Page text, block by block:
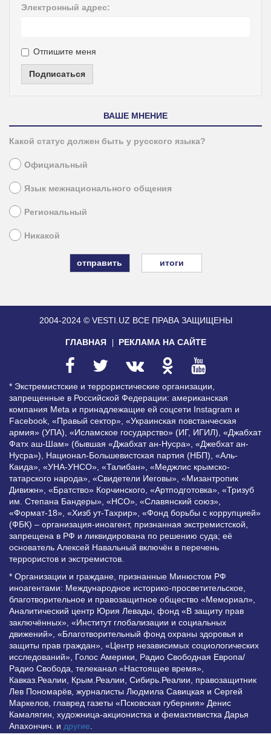
Электронный адрес:
Отпишите меня
Подписаться
ВАШЕ МНЕНИЕ
Какой статус должен быть у русского языка?
Официальный
Язык межнационального общения
Региональный
Никакой
итоги
2004-2024 © VESTI.UZ ВСЕ ПРАВА ЗАЩИЩЕНЫ
ГЛАВНАЯ РЕКЛАМА НА САЙТЕ
* Экстремистские и террористические организации,
запрещенные в Российской Федерации: американская
компания Meta и принадлежащие ей соцсети Instagram и
Facebook, «Правый сектор», «Украинская повстанческая
армия» (УПА), «Исламское государство» (ИГ, ИГИЛ), «Джабхат
Фатх аш-Шам» (бывшая «Джабхат ан-Нусра», «Джебхат ан-
Нусра»), Национал-Большевистская партия (НБП), «Аль-
Каида», «УНА-УНСО», «Талибан», «Меджлис крымско-
татарского народа», «Свидетели Иеговы», «Мизантропик
Дивижн», «Братство» Корчинского, «Артподготовка», «Тризуб
им. Степана Бандеры», «НСО», «Славянский союз»,
«Формат-18», «Хизб ут-Тахрир», «Фонд борьбы с коррупцией»
(ФБК) – организация-иноагент, признанная экстремистской,
запрещена в РФ и ликвидирована по решению суда; её
основатель Алексей Навальный включён в перечень
террористов и экстремистов.
* Организации и граждане, признанные Минюстом РФ
иноагентами: Международное историко-просветительское,
благотворительное и правозащитное общество «Мемориал»,
Аналитический центр Юрия Левады, фонд «В защиту прав
заключённых», «Институт глобализации и социальных
движений», «Благотворительный фонд охраны здоровья и
защиты прав граждан», «Центр независимых социологических
исследований», Голос Америки, Радио Свободная Европа/
Радио Свобода, телеканал «Настоящее время»,
Кавказ.Реалии, Крым.Реалии, Сибирь.Реалии, правозащитник
Лев Пономарёв, журналисты Людмила Савицкая и Сергей
Маркелов, главред газеты «Псковская губерния» Денис
Камалягин, художница-акционистка и фемактивистка Дарья
Апахончич. и другие